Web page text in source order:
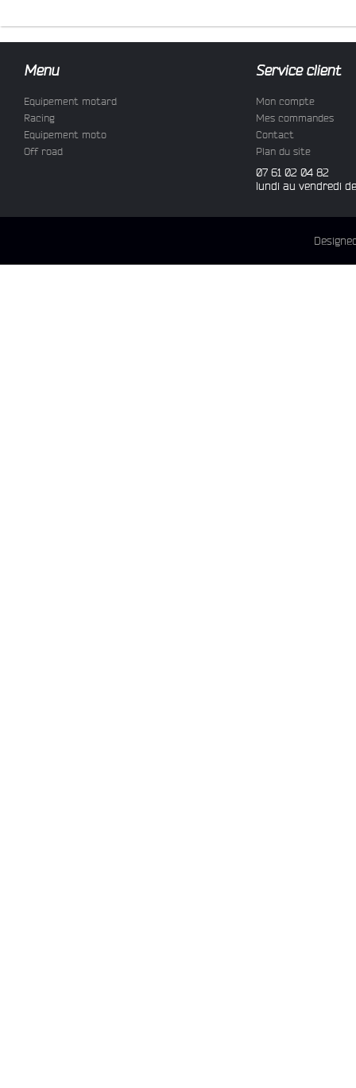
Menu
Equipement motard
Racing
Equipement moto
Off road
Service client
Mon compte
Mes commandes
Contact
Plan du site
07 61 02 04 82
lundi au vendredi